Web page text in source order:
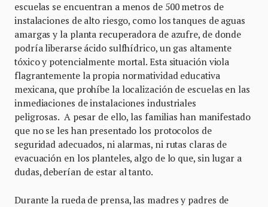
escuelas se encuentran a menos de 500 metros de
instalaciones de alto riesgo, como los tanques de aguas
amargas y la planta recuperadora de azufre, de donde
podría liberarse ácido sulfhídrico, un gas altamente
tóxico y potencialmente mortal. Esta situación viola
flagrantemente la propia normatividad educativa
mexicana, que prohíbe la localización de escuelas en las
inmediaciones de instalaciones industriales
peligrosas. A pesar de ello, las familias han manifestado
que no se les han presentado los protocolos de
seguridad adecuados, ni alarmas, ni rutas claras de
evacuación en los planteles, algo de lo que, sin lugar a
dudas, deberían de estar al tanto.
Durante la rueda de prensa, las madres y padres de